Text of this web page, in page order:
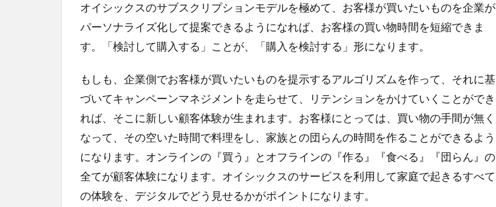
オイシックスのサブスクリプションモデルを極めて、お客様が買いたいものを企業が
パーソナライズ化して提案できるようになれば、お客様の買い物時間を短縮できま
す。「検討して購入する」ことが、「購入を検討する」形になります。
もしも、企業側でお客様が買いたいものを提示するアルゴリズムを作って、それに基
づいてキャンペーンマネジメントを走らせて、リテンションをかけていくことができ
れば、そこに新しい顧客体験が生まれます。お客様にとっては、買い物の手間が無く
なって、その空いた時間で料理をし、家族との団らんの時間を作ることができるよう
になります。オンラインの『買う』とオフラインの『作る』『食べる』『団らん』の
全てが顧客体験になります。オイシックスのサービスを利用して家庭で起きるすべて
の体験を、デジタルでどう見せるかがポイントになります。